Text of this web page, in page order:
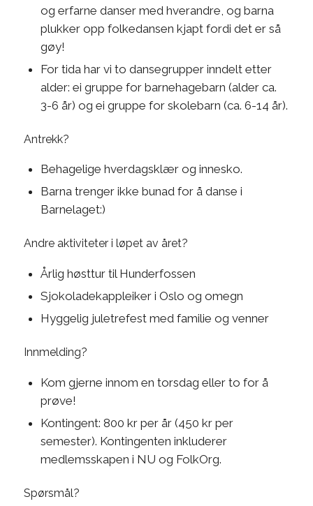
og erfarne danser med hverandre, og barna
plukker opp folkedansen kjapt fordi det er så
gøy!
For tida har vi to dansegrupper inndelt etter
alder: ei gruppe for barnehagebarn (alder ca.
3-6 år) og ei gruppe for skolebarn (ca. 6-14 år).
Antrekk?
Behagelige hverdagsklær og innesko.
Barna trenger ikke bunad for å danse i
Barnelaget:)
Andre aktiviteter i løpet av året?
Årlig høsttur til Hunderfossen
Sjokoladekappleiker i Oslo og omegn
Hyggelig juletrefest med familie og venner
Innmelding?
Kom gjerne innom en torsdag eller to for å
prøve!
Kontingent: 800 kr per år (450 kr per
semester). Kontingenten inkluderer
medlemsskapen i NU og FolkOrg.
Spørsmål?